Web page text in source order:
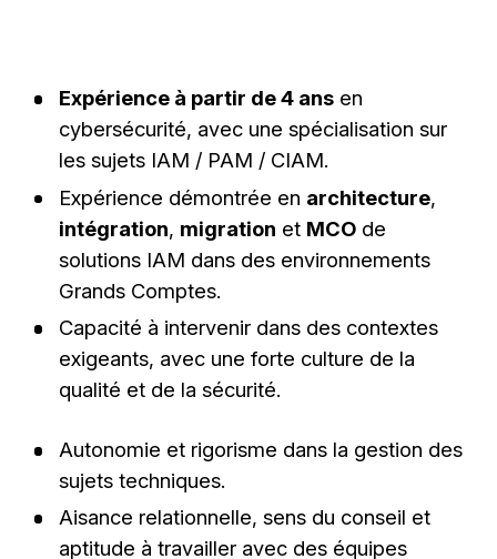
Expérience à partir de 4 ansen
cybersécurité, avec une spécialisation sur
les sujets IAM / PAM / CIAM.
Expérience démontrée en architecture,
intégration, migration et MCOde
solutions IAM dans des environnements
Grands Comptes.
Capacité à intervenir dans des contextes
exigeants, avec une forte culture de la
qualité et de la sécurité.
Autonomie et rigorisme dans la gestion des
sujets techniques.
Aisance relationnelle, sens du conseil et
aptitude à travailler avec des équipes